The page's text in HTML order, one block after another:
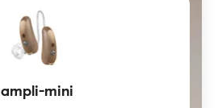
ampli-mini